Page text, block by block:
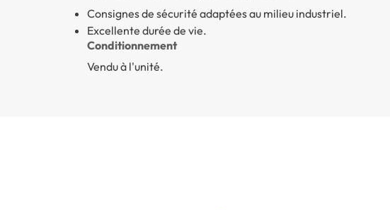
Consignes de sécurité adaptées au milieu industriel.
Excellente durée de vie.
Conditionnement
Vendu à l'unité.